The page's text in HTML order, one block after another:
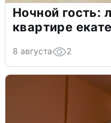
Ночной гость:
квартире
8 августа 2